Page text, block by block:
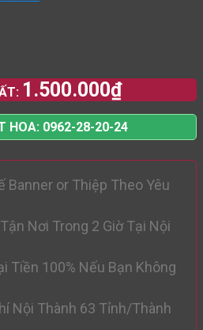
1.500.000₫
HOA: 0962-28-20-24
Banner or Thiệp Theo Yêu
Nơi Trong 2 Giờ Tại Nội
Tiền 100% Nếu Bạn Không
Nội Thành 63 Tỉnh/Thành